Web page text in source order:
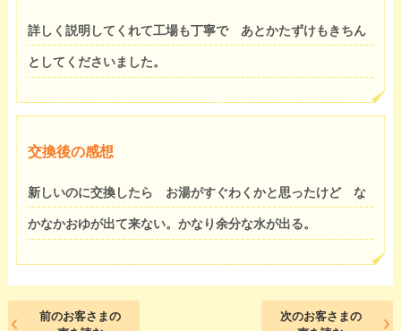
詳しく説明してくれて工場も丁寧で あとかたずけもきちん
としてくださいました。
交換後の感想
新しいのに交換したら お湯がすぐわくかと思ったけど な
かなかおゆが出て来ない。かなり余分な水が出る。
前のお客さまの
次のお客さまの